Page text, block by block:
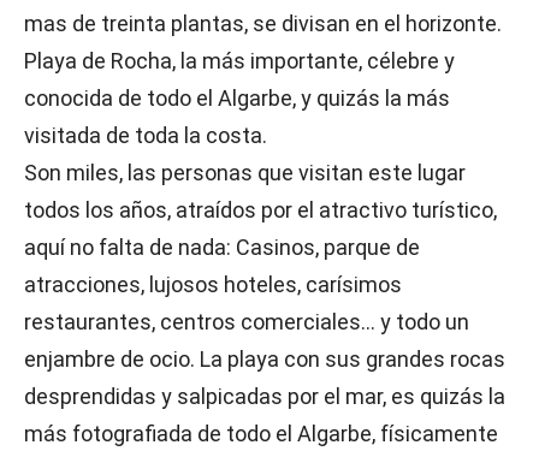
mas de treinta plantas, se divisan en el horizonte.
Playa de Rocha, la más importante, célebre y
conocida de todo el Algarbe, y quizás la más
visitada de toda la costa.
Son miles, las personas que visitan este lugar
todos los años, atraídos por el atractivo turístico,
aquí no falta de nada: Casinos, parque de
atracciones, lujosos hoteles, carísimos
restaurantes, centros comerciales… y todo un
enjambre de ocio. La playa con sus grandes rocas
desprendidas y salpicadas por el mar, es quizás la
más fotografiada de todo el Algarbe, físicamente